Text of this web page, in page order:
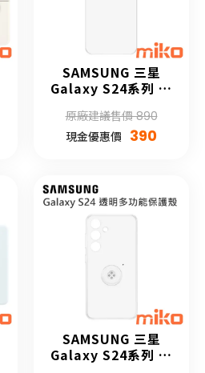
SAMSUNG 三星
Galaxy S24系列 透
原廠建議售價 890
現金優惠價 390
SAMSUNG 三星
Galaxy S24系列 透